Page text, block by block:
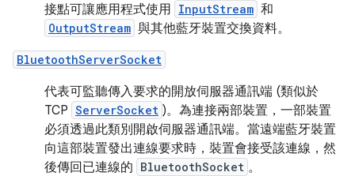
接點可讓應用程式使用 InputStream 和
OutputStream 與其他藍牙裝置交換資料。
BluetoothServerSocket
代表可監聽傳入要求的開放伺服器通訊端 (類似於
TCP ServerSocket )。為連接兩部裝置，一部裝置
必須透過此類別開啟伺服器通訊端。當遠端藍牙裝置
向這部裝置發出連線要求時，裝置會接受該連線，然
後傳回已連線的 BluetoothSocket 。